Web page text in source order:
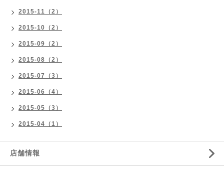
2015-11（2）
2015-10（2）
2015-09（2）
2015-08（2）
2015-07（3）
2015-06（4）
2015-05（3）
2015-04（1）
店舗情報